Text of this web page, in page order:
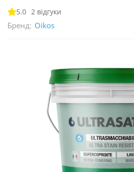
5.0 2 відгуки
Бренд: Oikos